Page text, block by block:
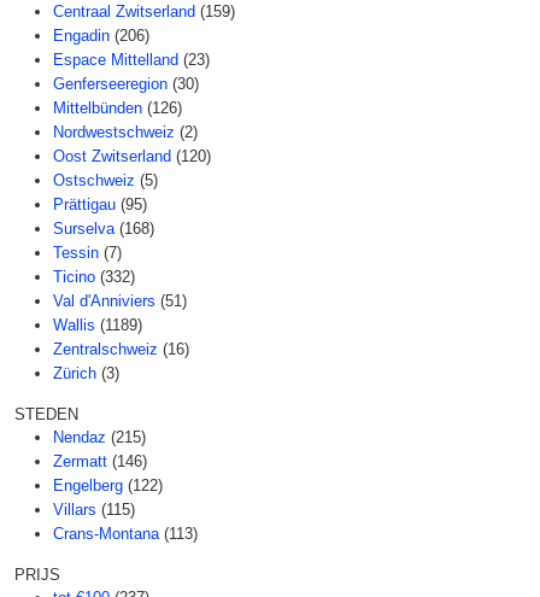
Centraal Zwitserland (159)
Engadin (206)
Espace Mittelland (23)
Genferseeregion (30)
Mittelbünden (126)
Nordwestschweiz (2)
Oost Zwitserland (120)
Ostschweiz (5)
Prättigau (95)
Surselva (168)
Tessin (7)
Ticino (332)
Val d'Anniviers (51)
Wallis (1189)
Zentralschweiz (16)
Zürich (3)
STEDEN
Nendaz (215)
Zermatt (146)
Engelberg (122)
Villars (115)
Crans-Montana (113)
PRIJS